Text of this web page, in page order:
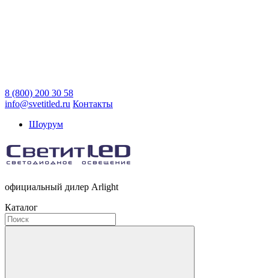
8 (800) 200 30 58
info@svetitled.ru Контакты
Шоурум
официальный дилер Arlight
Каталог